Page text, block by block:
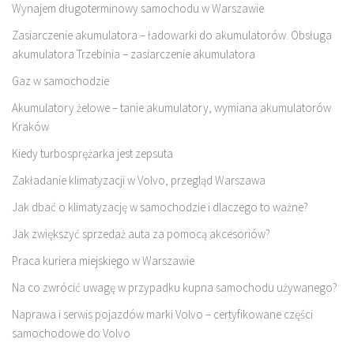
Wynajem długoterminowy samochodu w Warszawie
Zasiarczenie akumulatora – ładowarki do akumulatorów. Obsługa
akumulatora Trzebinia – zasiarczenie akumulatora
Gaz w samochodzie
Akumulatory żelowe – tanie akumulatory, wymiana akumulatorów
Kraków
Kiedy turbosprężarka jest zepsuta
Zakładanie klimatyzacji w Volvo, przegląd Warszawa
Jak dbać o klimatyzację w samochodzie i dlaczego to ważne?
Jak zwiększyć sprzedaż auta za pomocą akcesoriów?
Praca kuriera miejskiego w Warszawie
Na co zwrócić uwagę w przypadku kupna samochodu używanego?
Naprawa i serwis pojazdów marki Volvo – certyfikowane części
samochodowe do Volvo